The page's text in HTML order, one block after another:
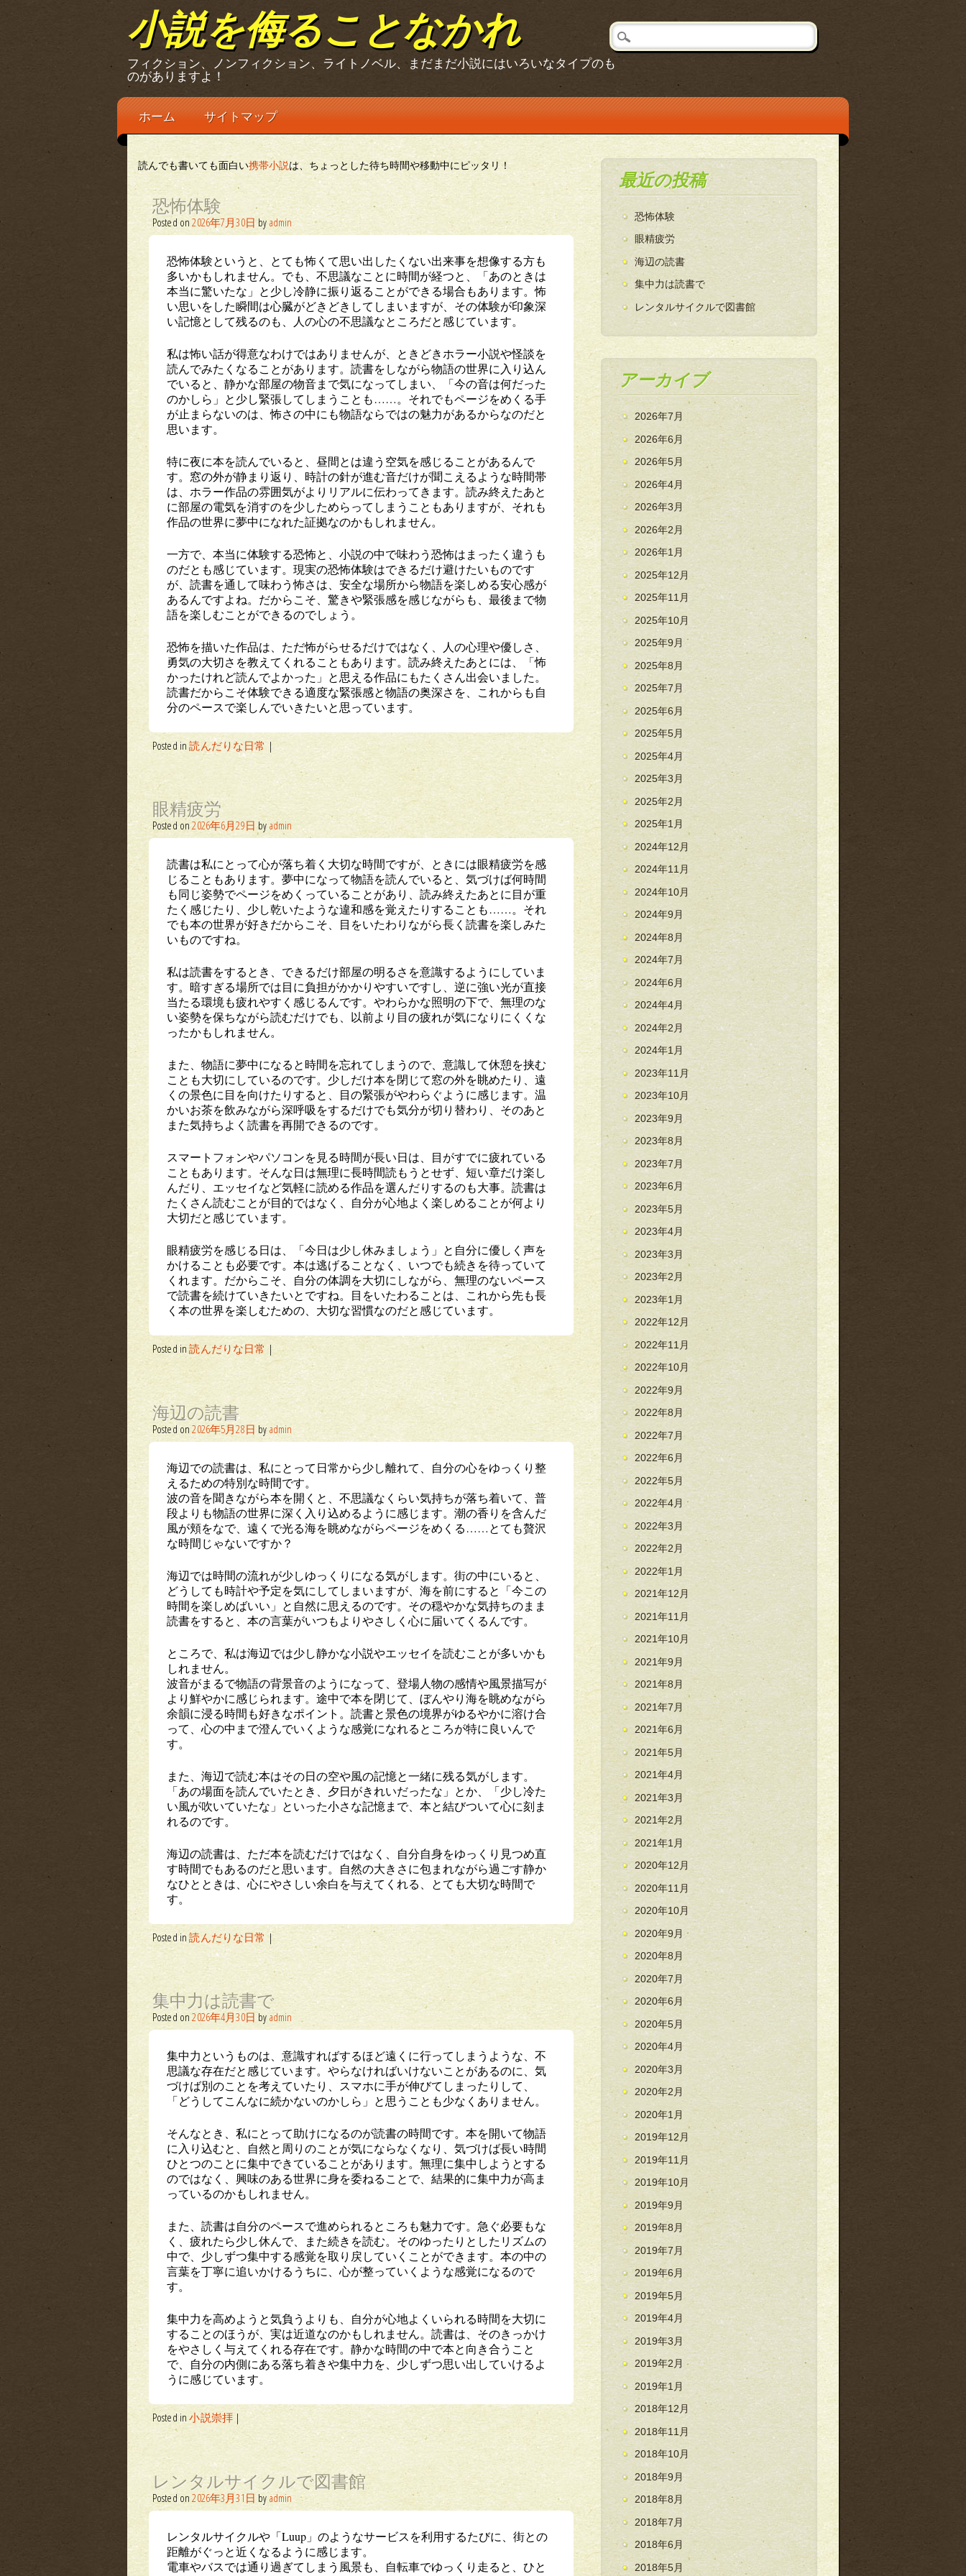
小説を侮ることなかれ
フィクション、ノンフィクション、ライトノベル、まだまだ小説にはいろいなタイプのも
のがありますよ！
Main menu
Skip
content
ホーム サイトマップ
読んでも書いても面白い携帯小説は、ちょっとした待ち時間や移動中にピッタリ！
恐怖体験
Posted on2026年7月30日 by admin
恐怖体験というと、とても怖くて思い出したくない出来事を想像する方も
多いかもしれません。でも、不思議なことに時間が経つと、「あのときは
本当に驚いたな」と少し冷静に振り返ることができる場合もあります。怖
い思いをした瞬間は心臓がどきどきしてしまいますが、その体験が印象深
い記憶として残るのも、人の心の不思議なところだと感じています。
私は怖い話が得意なわけではありませんが、ときどきホラー小説や怪談を
読んでみたくなることがあります。読書をしながら物語の世界に入り込ん
でいると、静かな部屋の物音まで気になってしまい、「今の音は何だった
のかしら」と少し緊張してしまうことも……。それでもページをめくる手
が止まらないのは、怖さの中にも物語ならではの魅力があるからなのだと
思います。
特に夜に本を読んでいると、昼間とは違う空気を感じることがあるんで
す。窓の外が静まり返り、時計の針が進む音だけが聞こえるような時間帯
は、ホラー作品の雰囲気がよりリアルに伝わってきます。読み終えたあと
に部屋の電気を消すのを少しためらってしまうこともありますが、それも
作品の世界に夢中になれた証拠なのかもしれません。
一方で、本当に体験する恐怖と、小説の中で味わう恐怖はまったく違うも
のだとも感じています。現実の恐怖体験はできるだけ避けたいものです
が、読書を通して味わう怖さは、安全な場所から物語を楽しめる安心感が
あるんですよね。だからこそ、驚きや緊張感を感じながらも、最後まで物
語を楽しむことができるのでしょう。
恐怖を描いた作品は、ただ怖がらせるだけではなく、人の心理や優しさ、
勇気の大切さを教えてくれることもあります。読み終えたあとには、「怖
かったけれど読んでよかった」と思える作品にもたくさん出会いました。
読書だからこそ体験できる適度な緊張感と物語の奥深さを、これからも自
分のペースで楽しんでいきたいと思っています。
Posted in読んだりな日常 |
眼精疲労
Posted on2026年6月29日 by admin
読書は私にとって心が落ち着く大切な時間ですが、ときには眼精疲労を感
じることもあります。夢中になって物語を読んでいると、気づけば何時間
も同じ姿勢でページをめくっていることがあり、読み終えたあとに目が重
たく感じたり、少し乾いたような違和感を覚えたりすることも……。それ
でも本の世界が好きだからこそ、目をいたわりながら長く読書を楽しみた
いものですね。
私は読書をするとき、できるだけ部屋の明るさを意識するようにしていま
す。暗すぎる場所では目に負担がかかりやすいですし、逆に強い光が直接
当たる環境も疲れやすく感じるんです。やわらかな照明の下で、無理のな
い姿勢を保ちながら読むだけでも、以前より目の疲れが気になりにくくな
ったかもしれません。
また、物語に夢中になると時間を忘れてしまうので、意識して休憩を挟む
ことも大切にしているのです。少しだけ本を閉じて窓の外を眺めたり、遠
くの景色に目を向けたりすると、目の緊張がやわらぐように感じます。温
かいお茶を飲みながら深呼吸をするだけでも気分が切り替わり、そのあと
また気持ちよく読書を再開できるのです。
スマートフォンやパソコンを見る時間が長い日は、目がすでに疲れている
こともあります。そんな日は無理に長時間読もうとせず、短い章だけ楽し
んだり、エッセイなど気軽に読める作品を選んだりするのも大事。読書は
たくさん読むことが目的ではなく、自分が心地よく楽しめることが何より
大切だと感じています。
眼精疲労を感じる日は、「今日は少し休みましょう」と自分に優しく声を
かけることも必要です。本は逃げることなく、いつでも続きを待っていて
くれます。だからこそ、自分の体調を大切にしながら、無理のないペース
で読書を続けていきたいとですね。目をいたわることは、これから先も長
く本の世界を楽しむための、大切な習慣なのだと感じています。
Posted in読んだりな日常 |
海辺の読書
Posted on2026年5月28日 by admin
海辺での読書は、私にとって日常から少し離れて、自分の心をゆっくり整
えるための特別な時間です。
波の音を聞きながら本を開くと、不思議なくらい気持ちが落ち着いて、普
段よりも物語の世界に深く入り込めるように感じます。潮の香りを含んだ
風が頬をなで、遠くで光る海を眺めながらページをめくる……とても贅沢
な時間じゃないですか？
海辺では時間の流れが少しゆっくりになる気がします。街の中にいると、
どうしても時計や予定を気にしてしまいますが、海を前にすると「今この
時間を楽しめばいい」と自然に思えるのです。その穏やかな気持ちのまま
読書をすると、本の言葉がいつもよりやさしく心に届いてくるんです。
ところで、私は海辺では少し静かな小説やエッセイを読むことが多いかも
しれません。
波音がまるで物語の背景音のようになって、登場人物の感情や風景描写が
より鮮やかに感じられます。途中で本を閉じて、ぼんやり海を眺めながら
余韻に浸る時間も好きなポイント。読書と景色の境界がゆるやかに溶け合
って、心の中まで澄んでいくような感覚になれるところが特に良いんで
す。
また、海辺で読む本はその日の空や風の記憶と一緒に残る気がします。
「あの場面を読んでいたとき、夕日がきれいだったな」とか、「少し冷た
い風が吹いていたな」といった小さな記憶まで、本と結びついて心に刻ま
れるのです。
海辺の読書は、ただ本を読むだけではなく、自分自身をゆっくり見つめ直
す時間でもあるのだと思います。自然の大きさに包まれながら過ごす静か
なひとときは、心にやさしい余白を与えてくれる、とても大切な時間で
す。
Posted in読んだりな日常 |
集中力は読書で
Posted on2026年4月30日 by admin
集中力というものは、意識すればするほど遠くに行ってしまうような、不
思議な存在だと感じています。やらなければいけないことがあるのに、気
づけば別のことを考えていたり、スマホに手が伸びてしまったりして、
「どうしてこんなに続かないのかしら」と思うことも少なくありません。
そんなとき、私にとって助けになるのが読書の時間です。本を開いて物語
に入り込むと、自然と周りのことが気にならなくなり、気づけば長い時間
ひとつのことに集中できていることがあります。無理に集中しようとする
のではなく、興味のある世界に身を委ねることで、結果的に集中力が高ま
っているのかもしれません。
また、読書は自分のペースで進められるところも魅力です。急ぐ必要もな
く、疲れたら少し休んで、また続きを読む。そのゆったりとしたリズムの
中で、少しずつ集中する感覚を取り戻していくことができます。本の中の
言葉を丁寧に追いかけるうちに、心が整っていくような感覚になるので
す。
集中力を高めようと気負うよりも、自分が心地よくいられる時間を大切に
することのほうが、実は近道なのかもしれません。読書は、そのきっかけ
をやさしく与えてくれる存在です。静かな時間の中で本と向き合うこと
で、自分の内側にある落ち着きや集中力を、少しずつ思い出していけるよ
うに感じています。
Posted in小説崇拝 |
レンタルサイクルで図書館
Posted on2026年3月31日 by admin
レンタルサイクルや「Luup」のようなサービスを利用するたびに、街との
距離がぐっと近くなるように感じます。
電車やバスでは通り過ぎてしまう風景も、自転車でゆっくり走ると、ひと
最近の投稿
恐怖体験
眼精疲労
海辺の読書
集中力は読書で
レンタルサイクルで図書館
アーカイブ
2026年7月
2026年6月
2026年5月
2026年4月
2026年3月
2026年2月
2026年1月
2025年12月
2025年11月
2025年10月
2025年9月
2025年8月
2025年7月
2025年6月
2025年5月
2025年4月
2025年3月
2025年2月
2025年1月
2024年12月
2024年11月
2024年10月
2024年9月
2024年8月
2024年7月
2024年6月
2024年4月
2024年2月
2024年1月
2023年11月
2023年10月
2023年9月
2023年8月
2023年7月
2023年6月
2023年5月
2023年4月
2023年3月
2023年2月
2023年1月
2022年12月
2022年11月
2022年10月
2022年9月
2022年8月
2022年7月
2022年6月
2022年5月
2022年4月
2022年3月
2022年2月
2022年1月
2021年12月
2021年11月
2021年10月
2021年9月
2021年8月
2021年7月
2021年6月
2021年5月
2021年4月
2021年3月
2021年2月
2021年1月
2020年12月
2020年11月
2020年10月
2020年9月
2020年8月
2020年7月
2020年6月
2020年5月
2020年4月
2020年3月
2020年2月
2020年1月
2019年12月
2019年11月
2019年10月
2019年9月
2019年8月
2019年7月
2019年6月
2019年5月
2019年4月
2019年3月
2019年2月
2019年1月
2018年12月
2018年11月
2018年10月
2018年9月
2018年8月
2018年7月
2018年6月
2018年5月